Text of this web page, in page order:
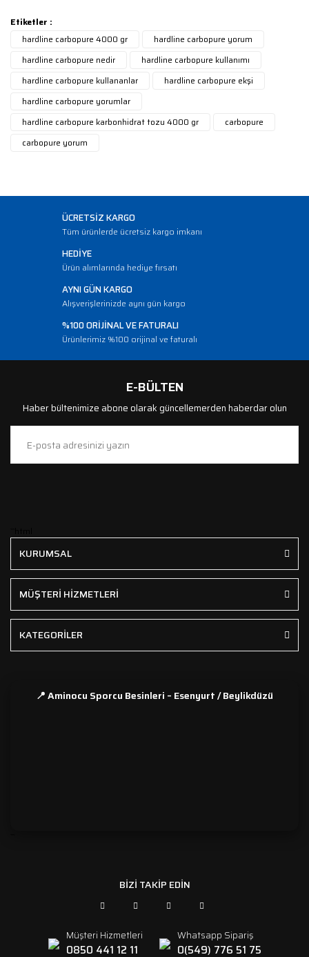
Etiketler :
hardline carbopure 4000 gr
hardline carbopure yorum
hardline carbopure nedir
hardline carbopure kullanımı
hardline carbopure kullananlar
hardline carbopure ekşi
hardline carbopure yorumlar
hardline carbopure karbonhidrat tozu 4000 gr
carbopure
carbopure yorum
ÜCRETSİZ KARGO
Tüm ürünlerde ücretsiz kargo imkanı
HEDİYE
Ürün alımlarında hediye fırsatı
AYNI GÜN KARGO
Alışverişlerinizde aynı gün kargo
%100 ORİJİNAL VE FATURALI
Ürünlerimiz %100 orijinal ve faturalı
E-BÜLTEN
Haber bültenimize abone olarak güncellemerden haberdar olun
KURUMSAL
MÜŞTERİ HİZMETLERİ
KATEGORİLER
📍 Aminocu Sporcu Besinleri – Esenyurt / Beylikdüzü
BİZİ TAKİP EDİN
Müşteri Hizmetleri
0850 441 12 11
Whatsapp Sipariş
0(549) 776 51 75